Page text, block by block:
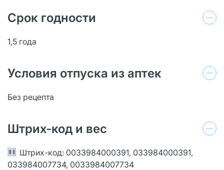
Срок годности
1,5 года
Условия отпуска из аптек
Без рецепта
Штрих-код и вес
Штрих-код: 0033984000391, 033984000391,
033984007734, 0033984007734